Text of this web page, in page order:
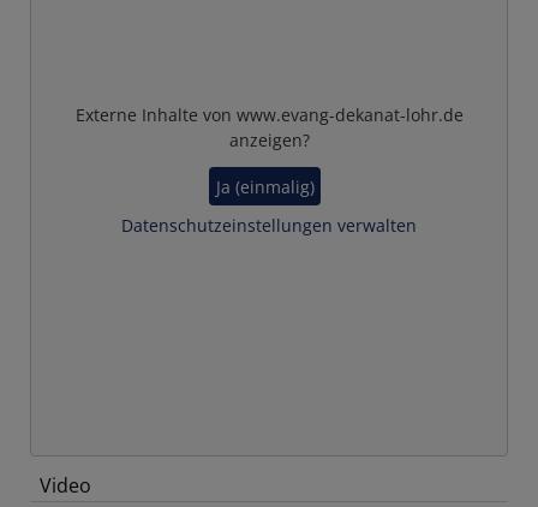
Externe Inhalte von www.evang-dekanat-lohr.de
anzeigen?
Ja (einmalig)
Datenschutzeinstellungen verwalten
Video